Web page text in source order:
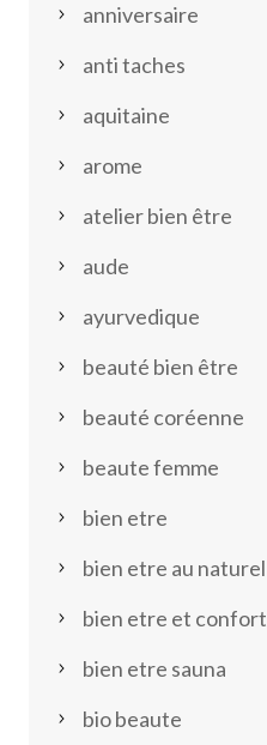
anniversaire
anti taches
aquitaine
arome
atelier bien être
aude
ayurvedique
beauté bien être
beauté coréenne
beaute femme
bien etre
bien etre au naturel
bien etre et confort
bien etre sauna
bio beaute